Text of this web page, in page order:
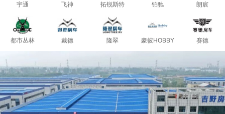
宇通 飞神 拓锐斯特 铂驰 朗宸
都市丛林 戴德 隆翠 豪彼HOBBY 赛德